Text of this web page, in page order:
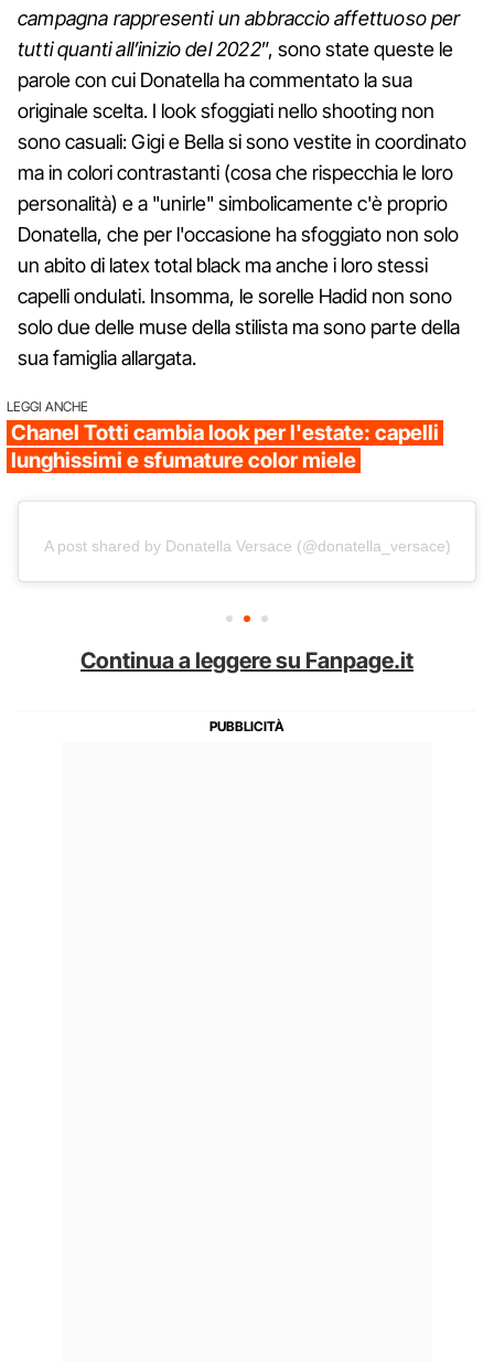
campagna rappresenti un abbraccio affettuoso per
tutti quanti all’inizio del 2022”, sono state queste le
parole con cui Donatella ha commentato la sua
originale scelta. I look sfoggiati nello shooting non
sono casuali: Gigi e Bella si sono vestite in coordinato
ma in colori contrastanti (cosa che rispecchia le loro
personalità) e a "unirle" simbolicamente c'è proprio
Donatella, che per l'occasione ha sfoggiato non solo
un abito di latex total black ma anche i loro stessi
capelli ondulati. Insomma, le sorelle Hadid non sono
solo due delle muse della stilista ma sono parte della
sua famiglia allargata.
LEGGI ANCHE
Chanel Totti cambia look per l'estate: capelli
lunghissimi e sfumature color miele
A post shared by Donatella Versace (@donatella_versace)
Continua a leggere su Fanpage.it